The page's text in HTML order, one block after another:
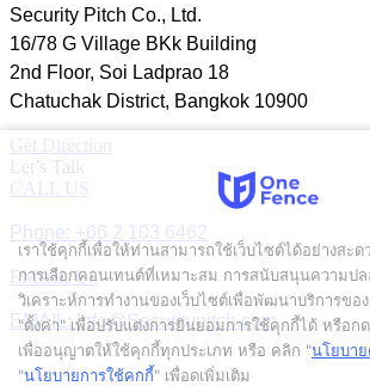
Security Pitch Co., Ltd.
16/78 G Village BKk Building
2nd Floor, Soi Ladprao 18
Chatuchak District, Bangkok 10900
Get Direction
Let’s Talk
CALL US
Phone: +66 2 103 6462
EMAIL US
EMAIL: Info@Securitypitch.com
เราใช้คุกกี้เพื่อให้ท่านสามารถใช้เว็บไซต์ได้อย่างสะ
การเลือกคอนเทนต์ที่เหมาะสม การสนับสนุนความป
วิเคราะห์การทำงานของเว็บไซต์เพื่อพัฒนาบริการขอ
"ตั้งค่า" เพื่อปรับแต่งการยินยอมการใช้คุกกี้ได้ หรือ
เพื่ออนุญาตให้ใช้คุกกี้ทุกประเภท หรือ คลิก "นโยบา
"นโยบายการใช้คุกกี้" เพื่อดูเพิ่มเติม